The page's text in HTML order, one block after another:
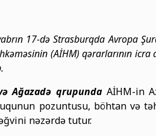
17-də Strasburqda Avropa
(AİHM) qərarlarının
Ağazadə qrupunda AİHM-in
pozuntusu, böhtan və
nəzərdə tutur.